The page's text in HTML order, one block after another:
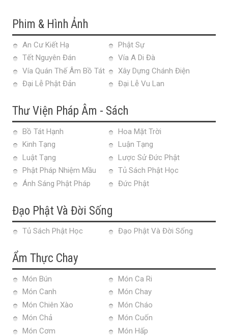
Phim & Hình Ảnh
An Cư Kiết Hạ
Phật Sự
Tết Nguyên Đán
Vía A Di Đà
Vía Quán Thế Âm Bồ Tát
Xây Dựng Chánh Điện
Đại Lễ Phật Đản
Đại Lễ Vu Lan
Thư Viện Pháp Âm - Sách
Bồ Tát Hạnh
Hoa Mặt Trời
Kinh Tạng
Luận Tạng
Luật Tạng
Lược Sử Đức Phật
Phật Pháp Nhiệm Mầu
Tủ Sách Phật Học
Ánh Sáng Phật Pháp
Đức Phật
Đạo Phật Và Đời Sống
Tủ Sách Phật Học Đạo Phật Và Đời Sống
Ẩm Thực Chay
Món Bún
Món Ca Ri
Món Canh
Món Chay
Món Chiên Xào
Món Cháo
Món Chả
Món Cuốn
Món Cơm
Món Hấp